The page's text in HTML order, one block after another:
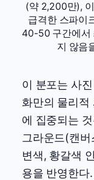
(약 2,200만),
급격한 스파이
40-50 구간에서
지 않음
이 분포는 사
화만의 물리적
에 집중되는
그라운드(캔
변색, 황갈색
용을 반영한다